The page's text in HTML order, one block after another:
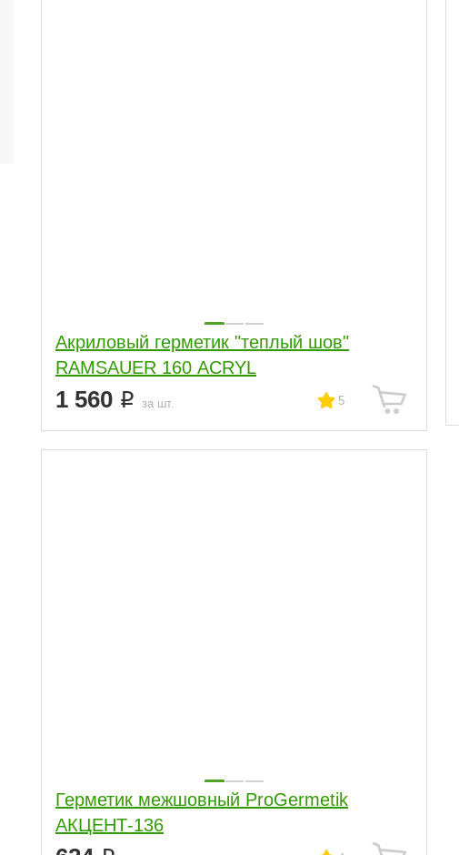
Акриловый герметик "теплый шов"
RAMSAUER 160 ACRYL
1 560 за шт. 5
Герметик межшовный ProGermetik
АКЦЕНТ-136